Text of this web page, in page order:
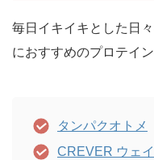
毎日イキイキとした日
におすすめのプロテイ
タンパクオトメ
CREVER ウェ